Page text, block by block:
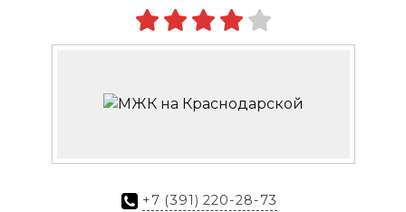
+7 (391) 220-28-73